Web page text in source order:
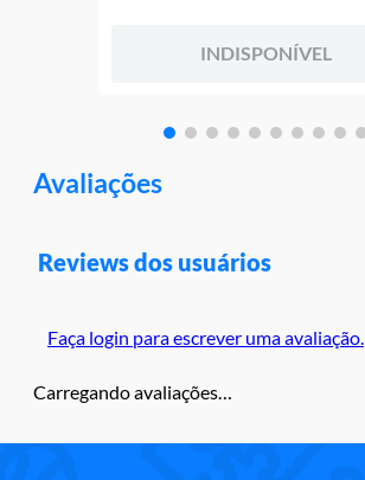
INDISPONÍVEL
Avaliações
Reviews dos usuários
Faça login para escrever uma avaliação.
Carregando avaliações…